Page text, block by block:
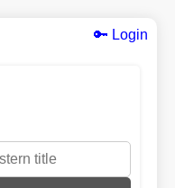
🔑 Login